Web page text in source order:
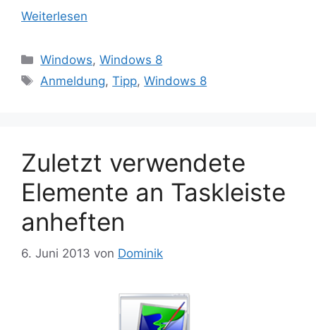
Weiterlesen
Kategorien
Windows,Windows 8
Schlagwörter
Anmeldung,Tipp,Windows 8
Zuletzt verwendete
Elemente an Taskleiste
anheften
6. Juni 2013 von Dominik